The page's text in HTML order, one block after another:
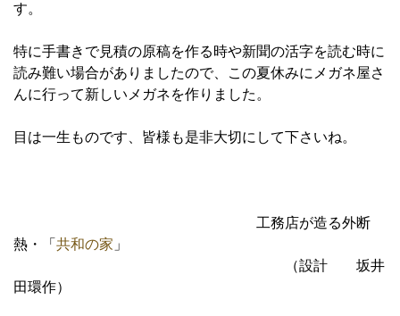
す。
特に手書きで見積の原稿を作る時や新聞の活字を読む時に
読み難い場合がありましたので、この夏休みにメガネ屋さ
んに行って新しいメガネを作りました。
目は一生ものです、皆様も是非大切にして下さいね。
工務店が造る外断
熱・「 共和の家 」
（設計 坂井
田環作）